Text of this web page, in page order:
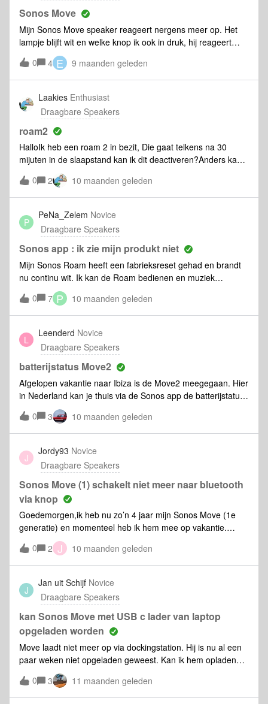
Sonos Move
Mijn Sonos Move speaker reageert nergens meer op. Het
lampje blijft wit en welke knop ik ook in druk, hij reageert
0 4 E 9 maanden geleden
Laakies Enthusiast
Draagbare Speakers
roam2
HalloIk heb een roam 2 in bezit, Die gaat telkens na 30
mijuten in de slaapstand kan ik dit deactiveren?Anders kan
ik hem niet aansturen in google Home. Gr Toine
0 2 10 maanden geleden
P
PeNa_Zelem Novice
Draagbare Speakers
Sonos app : ik zie mijn produkt niet
Mijn Sonos Roam heeft een fabrieksreset gehad en brandt
nu continu wit. Ik kan de Roam bedienen en muziek
afspelen via de Sonos Web-app op mijn laptop. Maar na het
wissen van de cache, het verwijderen en opnieuw installeren
van de Sonos-app op twee verschillende mobiele telefoons,
vinden de mobiele apps de Roam en de rest van mijn
systeem niet. Er zijn geen wijzigingen in mijn netwerk
geweest."ik kan de sonos roam aanspreken met “hey
google” en de radio zender veranderen. De google assistent
beantwoord mijn vragen.
0 7 P 10 maanden geleden
L
Leenderd Novice
Draagbare Speakers
batterijstatus Move2
Afgelopen vakantie naar Ibiza is de Move2 meegegaan. Hier
in Nederland kan je thuis via de Sonos app de batterijstatus
checken van je Move2 omdat deze dan aangesloten is via je
netwerk. Op Ibiza was of had ik geen netwerk. Hoe kan je
dan toch de status van je batterij checken? Via de Sonos
app lukte het mij niet.
0 3 10 maanden geleden
J
Jordy93 Novice
Draagbare Speakers
Sonos Move (1) schakelt niet meer naar bluetooth
via knop
Goedemorgen,ik heb nu zo’n 4 jaar mijn Sonos Move (1e
generatie) en momenteel heb ik hem mee op vakantie.
Normaal gesproken koppel ik altijd een nieuw wifi systeem
eraan maar dit keer lukt dat niet (onbeveiligd netwerk). Dus
om die reden wil ik hem omschakelen naar bluetooth dmv
het langwerpige knopje op de achterzijde maar dan gebeurt
er niets. Geen geluidje, geen kleurswijziging bovenop de
Move, niets.Iemand ideeen of suggesties? Ik heb alle harde
resets al gedaan en kan momenteel dus niet in de Sonos
app.Persoonlijk denk ik dat het knopje (de hardware
zegmaar) kapot is.Hopelijk kan iemand mij helpen
0 2 J 10 maanden geleden
J
Jan uit Schijf Novice
Draagbare Speakers
kan Sonos Move met USB c lader van laptop
opgeladen worden
Move laadt niet meer op via dockingstation. Hij is nu al een
paar weken niet opgeladen geweest. Kan ik hem opladen
met de oplader van mijn laptop? Ik heb de oplader gebruikt
maar na een aantal uren blijft het oranje lampje aan de
voorkant steeds continu branden.
0 3 11 maanden geleden